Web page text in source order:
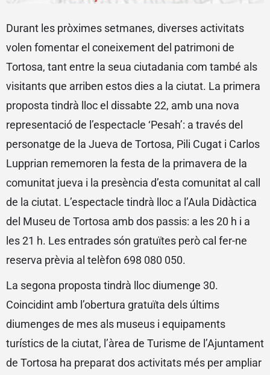
Durant les pròximes setmanes, diverses activitats
volen fomentar el coneixement del patrimoni de
Tortosa, tant entre la seua ciutadania com també als
visitants que arriben estos dies a la ciutat. La primera
proposta tindrà lloc el dissabte 22, amb una nova
representació de l’espectacle ‘Pesah’: a través del
personatge de la Jueva de Tortosa, Pili Cugat i Carlos
Lupprian rememoren la festa de la primavera de la
comunitat jueva i la presència d’esta comunitat al call
de la ciutat. L’espectacle tindrà lloc a l’Aula Didàctica
del Museu de Tortosa amb dos passis: a les 20 h i a
les 21 h. Les entrades són gratuïtes però cal fer-ne
reserva prèvia al telèfon 698 080 050.
La segona proposta tindrà lloc diumenge 30.
Coincidint amb l’obertura gratuïta dels últims
diumenges de mes als museus i equipaments
turístics de la ciutat, l’àrea de Turisme de l’Ajuntament
de Tortosa ha preparat dos activitats més per ampliar